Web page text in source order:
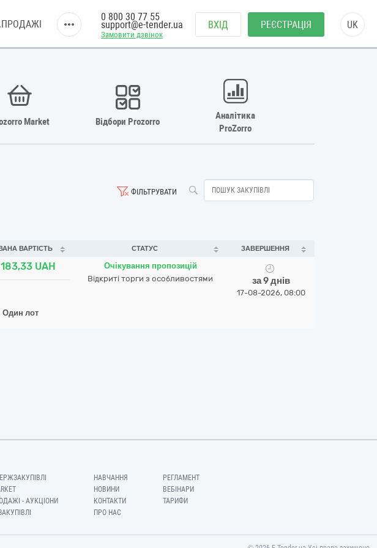
Замовити дзвінок
0 800 30 77 55
support@e-tender.ua ВХІД РЕЄСТРАЦІЯ UK
Market Відбори Prozorro
Аналітика
ProZorro
ФІЛЬТРУВАТИ
ВАРТІСТЬ СТАТУС ЗАВЕРШЕННЯ
UAH
Один лот
Очікування пропозицій
Відкриті торги з особливостями
за 9 днів
17-08-2026, 08:00
- АУКЦІОНИ
НАВЧАННЯ
НОВИНИ
КОНТАКТИ
ПРО НАС
РЕГЛАМЕНТ
ВЕБІНАРИ
ТАРИФИ